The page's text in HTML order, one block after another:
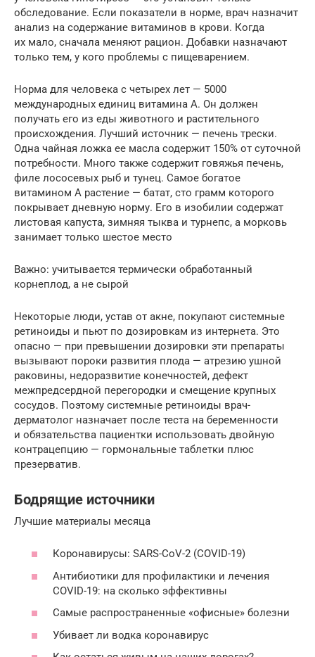
обследование. Если показатели в норме, врач назначит
анализ на содержание витаминов в крови. Когда
их мало, сначала меняют рацион. Добавки назначают
только тем, у кого проблемы с пищеварением.
Норма для человека с четырех лет — 5000
международных единиц витамина А. Он должен
получать его из еды животного и растительного
происхождения. Лучший источник — печень трески.
Одна чайная ложка ее масла содержит 150% от суточной
потребности. Много также содержит говяжья печень,
филе лососевых рыб и тунец. Самое богатое
витамином А растение — батат, сто грамм которого
покрывает дневную норму. Его в изобилии содержат
листовая капуста, зимняя тыква и турнепс, а морковь
занимает только шестое место
Важно: учитывается термически обработанный
корнеплод, а не сырой
Некоторые люди, устав от акне, покупают системные
ретиноиды и пьют по дозировкам из интернета. Это
опасно — при превышении дозировки эти препараты
вызывают пороки развития плода — атрезию ушной
раковины, недоразвитие конечностей, дефект
межпредсердной перегородки и смещение крупных
сосудов. Поэтому системные ретиноиды врач-
дерматолог назначает после теста на беременности
и обязательства пациентки использовать двойную
контрацепцию — гормональные таблетки плюс
презерватив.
Бодрящие источники
Лучшие материалы месяца
Коронавирусы: SARS-CoV-2 (COVID-19)
Антибиотики для профилактики и лечения
COVID-19: на сколько эффективны
Самые распространенные «офисные» болезни
Убивает ли водка коронавирус